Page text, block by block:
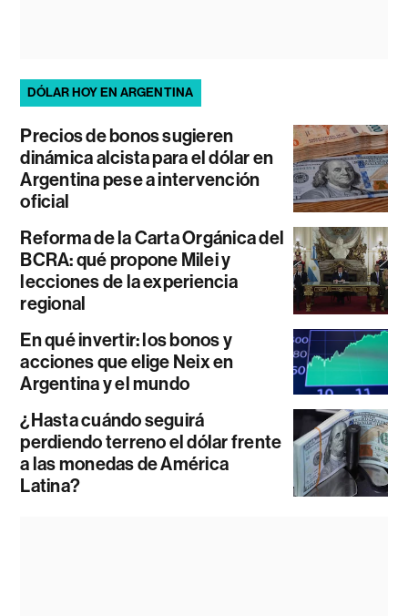
DÓLAR HOY EN ARGENTINA
Precios de bonos sugieren
dinámica alcista para el dólar en
Argentina pese a intervención
oficial
Reforma de la Carta Orgánica del
BCRA: qué propone Milei y
lecciones de la experiencia
regional
En qué invertir: los bonos y
acciones que elige Neix en
Argentina y el mundo
¿Hasta cuándo seguirá
perdiendo terreno el dólar frente
a las monedas de América
Latina?